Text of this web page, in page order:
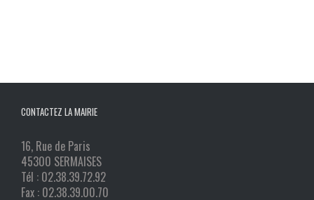
CONTACTEZ LA MAIRIE
16, Rue de Paris
45300 SERMAISES
Tél : 02.38.39.72.92
Fax : 02.38.39.00.70